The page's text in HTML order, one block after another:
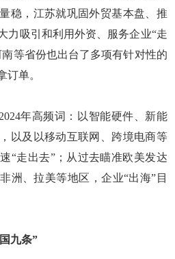
稳，江苏就巩固外贸基本盘、推
力吸引和利用外资、服务企业“走
等省份也出台了多项有针对性的
订单。
年高频词：以智能硬件、新能
以及以移动互联网、跨境电商等
“走出去”；从过去瞄准欧美发达
洲、拉美等地区，企业“出海”目
九条”